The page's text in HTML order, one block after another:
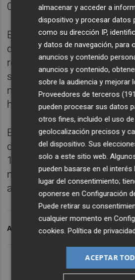
0,34% y un 0,07%.
En la apertura del
del barril de petróleo de
referencia para el Viejo
situaba en 72,05 dólares,
mientras que el Texas
hasta los 68,19 dólares.
En el mercado de las
del euro frente al dólar se
1,0553 'billetes verdes', en
mercado de deuda, el
a 10 años escalaba hasta el
ARCHIVADO EN IBEX 35 PER
almacenar y acceder a
dispositivo y procesar datos
como su dirección IP,
y datos de navegación, para
anuncios y contenido
anuncios y contenido,
sobre la audiencia y mejorar
Proveedores de terceros
pueden procesar sus datos
otros fines, incluido el uso
geolocalización precisos y
del dispositivo. Sus
solo a este sitio web.
pueden basarse en el interés
lugar del consentimiento;
oponerse enConfiguración
Puede retirar su
cualquier momento en
cookies .Política de
ACEPTAR